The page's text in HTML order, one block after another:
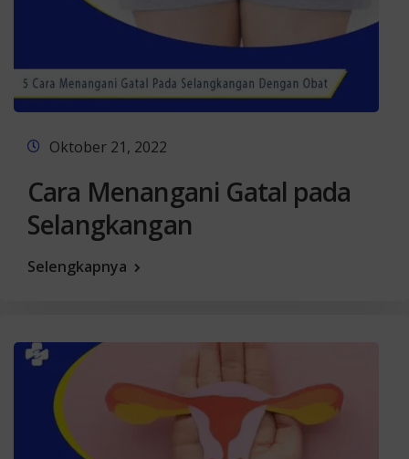
Oktober 21, 2022
Cara Menangani Gatal pada
Selangkangan
Selengkapnya